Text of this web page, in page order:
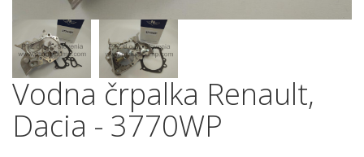
Vodna črpalka Renault,
Dacia - 3770WP